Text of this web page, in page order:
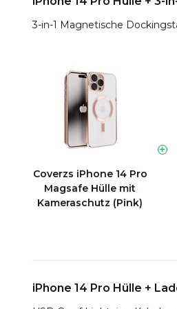
3-in-1 Magnetische
Coverzs iPhone 14 Pro
Magsafe Hülle mit
Kameraschutz (Pink)
iPhone 14 Pro Hülle +